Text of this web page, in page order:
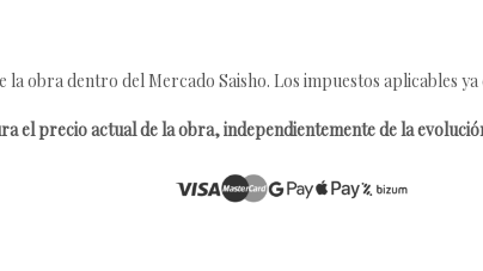
obra dentro del Mercado Saisho. Los impuestos aplicables ya
el precio actual de la obra, independientemente de la